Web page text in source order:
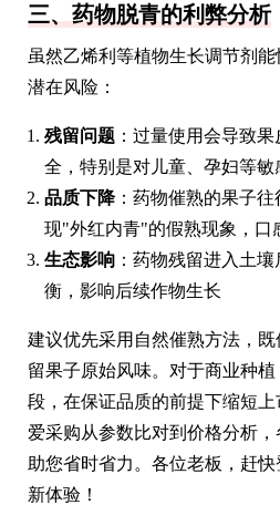
三、药物脱青的利弊分析
虽然乙烯利等植物生长调节剂
潜在风险：
残留问题 ：过量使用会导致
全，特别是对儿童、孕妇等敏
品质下降：药物催熟的果子往
现"外红内青"的假熟现象，口
生态影响 ：药物残留进入土
衡，影响后续作物生长
建议优先采用自然催熟方法，
留果子原始风味。对于商业种
段，在保证品质的前提下缩短上
爱采购从参数比对到价格分析，
助您省时省力。各位老板，赶
新体验！